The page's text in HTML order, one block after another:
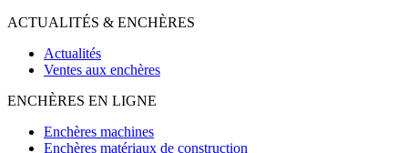
ACTUALITÉS & ENCHÈRES
Actualités
Ventes aux enchères
ENCHÈRES EN LIGNE
Enchères machines
Enchères matériaux de construction